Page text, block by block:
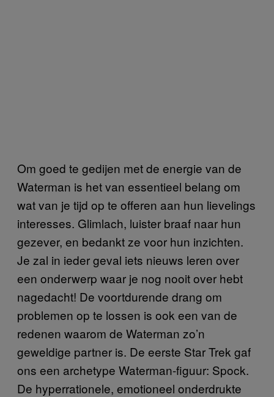
Om goed te gedijen met de energie van de
Waterman is het van essentieel belang om
wat van je tijd op te offeren aan hun lievelings
interesses. Glimlach, luister braaf naar hun
gezever, en bedankt ze voor hun inzichten.
Je zal in ieder geval iets nieuws leren over
een onderwerp waar je nog nooit over hebt
nagedacht! De voortdurende drang om
problemen op te lossen is ook een van de
redenen waarom de Waterman zo’n
geweldige partner is. De eerste Star Trek gaf
ons een archetype Waterman-figuur: Spock.
De hyperrationele, emotioneel onderdrukte